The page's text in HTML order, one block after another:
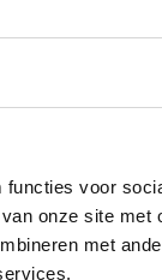
voor
onze site met
met